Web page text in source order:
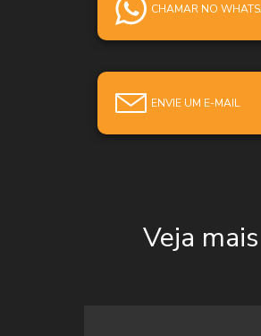
CHAMAR NO
ENVIE UM E-MAIL
Veja mais